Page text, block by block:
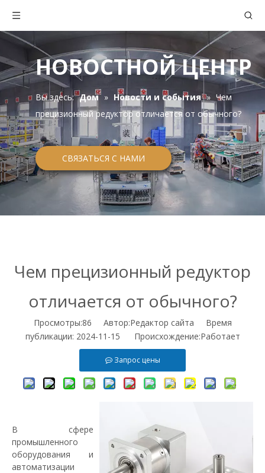
НОВОСТНОЙ ЦЕНТР
Вы здесь: Дом » Новости и события » Чем
прецизионный редуктор отличается от обычного?
СВЯЗАТЬСЯ С НАМИ
Чем прецизионный редуктор
отличается от обычного?
Просмотры:86 Автор:Pедактор сайта Время
публикации: 2024-11-15 Происхождение:Работает
Запрос цены
В сфере
промышленного
оборудования и
автоматизации